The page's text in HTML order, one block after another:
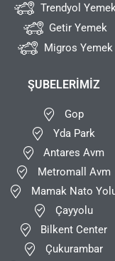
Trendyol
Getir Yemek
Migros Yemek
ŞUBELERIMIZ
Gop
Yda Park
Antares Avm
Metromall Avm
Mamak Nato
Çayyolu
Bilkent Center
Çukurambar